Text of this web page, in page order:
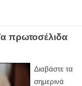
πρωτοσέλιδα
Διαβάστε τα
σημερινά